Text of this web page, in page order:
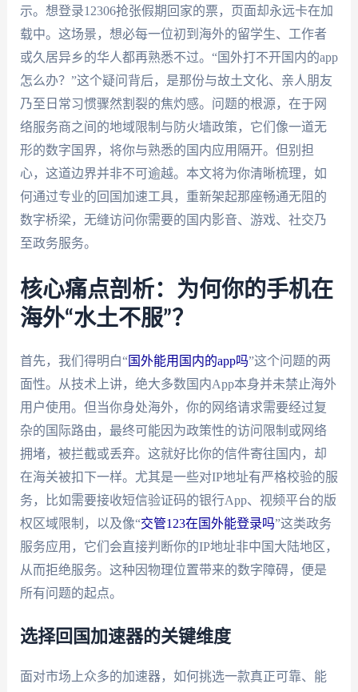
示。想登录12306抢张假期回家的票，页面却永远卡在加
载中。这场景，想必每一位初到海外的留学生、工作者
或久居异乡的华人都再熟悉不过。“国外打不开国内的app
怎么办？”这个疑问背后，是那份与故土文化、亲人朋友
乃至日常习惯骤然割裂的焦灼感。问题的根源，在于网
络服务商之间的地域限制与防火墙政策，它们像一道无
形的数字国界，将你与熟悉的国内应用隔开。但别担
心，这道边界并非不可逾越。本文将为你清晰梳理，如
何通过专业的回国加速工具，重新架起那座畅通无阻的
数字桥梁，无缝访问你需要的国内影音、游戏、社交乃
至政务服务。
核心痛点剖析：为何你的手机在
海外“水土不服”？
首先，我们得明白“国外能用国内的app吗”这个问题的两
面性。从技术上讲，绝大多数国内App本身并未禁止海外
用户使用。但当你身处海外，你的网络请求需要经过复
杂的国际路由，最终可能因为政策性的访问限制或网络
拥堵，被拦截或丢弃。这就好比你的信件寄往国内，却
在海关被扣下一样。尤其是一些对IP地址有严格校验的服
务，比如需要接收短信验证码的银行App、视频平台的版
权区域限制，以及像“交管123在国外能登录吗”这类政务
服务应用，它们会直接判断你的IP地址非中国大陆地区，
从而拒绝服务。这种因物理位置带来的数字障碍，便是
所有问题的起点。
选择回国加速器的关键维度
面对市场上众多的加速器，如何挑选一款真正可靠、能